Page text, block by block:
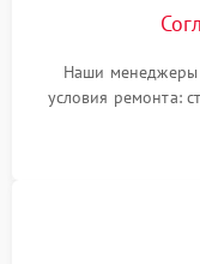
Наши менеджеры
условия ремонта: